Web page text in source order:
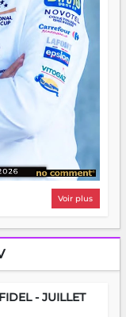
Voir plus
- JUILLET